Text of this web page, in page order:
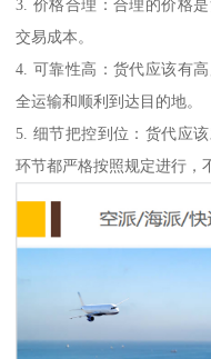
3. 价格合理：合理的价格
交易成本。
4. 可靠性高：货代应该有
全运输和顺利到达目的地。
5. 细节把控到位：货代应
环节都严格按照规定进行，